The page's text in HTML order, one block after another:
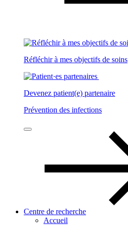
Réfléchir à mes objectifs de soins
Devenez patient(e) partenaire
Prévention des infections
Centre de recherche
Accueil